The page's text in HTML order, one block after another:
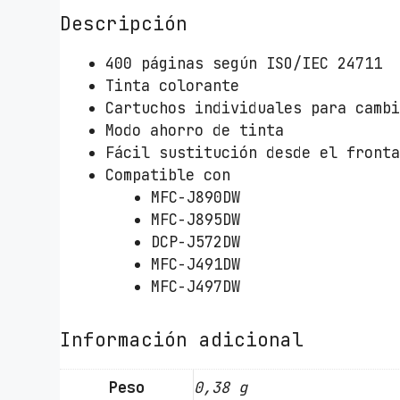
Descripción
400 páginas según ISO/IEC 24711
Tinta colorante
Cartuchos individuales para
Modo ahorro de tinta
Fácil sustitución desde el
Compatible con
MFC-J890DW
MFC-J895DW
DCP-J572DW
MFC-J491DW
MFC-J497DW
Información adicional
Peso
0,38 g